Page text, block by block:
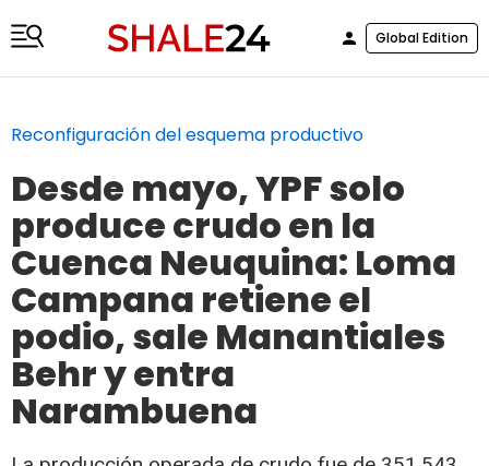
Global Edition
Reconfiguración del esquema productivo
Desde mayo, YPF solo
produce crudo en la
Cuenca Neuquina: Loma
Campana retiene el
podio, sale Manantiales
Behr y entra
Narambuena